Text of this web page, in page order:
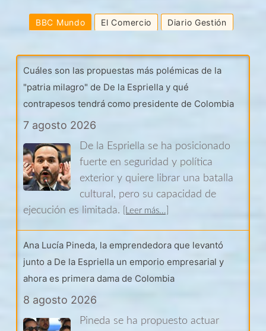
BBC Mundo El Comercio Diario Gestión
Cuáles son las propuestas más polémicas de la
"patria milagro" de De la Espriella y qué
contrapesos tendrá como presidente de Colombia
7 agosto 2026
De la Espriella se ha posicionado
fuerte en seguridad y política
exterior y quiere librar una batalla
cultural, pero su capacidad de
ejecución es limitada.
[Leer más...]
Ana Lucía Pineda, la emprendedora que levantó
junto a De la Espriella un emporio empresarial y
ahora es primera dama de Colombia
8 agosto 2026
Pineda se ha propuesto actuar